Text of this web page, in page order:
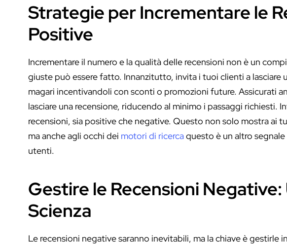
Strategie per Incrementare le
Positive
Incrementare il numero e la qualità delle recensioni non è un
giuste può essere fatto. Innanzitutto, invita i tuoi clienti a lasciare
magari incentivandoli con sconti o promozioni future. Assicurati
lasciare una recensione, riducendo al minimo i passaggi richiesti.
recensioni, sia positive che negative. Questo non solo mostra ai
ma anche agli occhi dei motori di ricercaquesto è un altro
utenti.
Gestire le Recensioni
Scienza
Le recensioni negative saranno inevitabili, ma la chiave è gestirle